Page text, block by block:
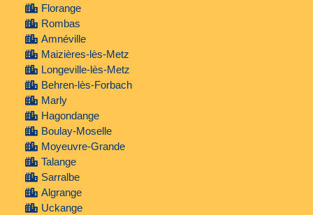
Florange
Rombas
Amnéville
Maizières-lès-Metz
Longeville-lès-Metz
Behren-lès-Forbach
Marly
Hagondange
Boulay-Moselle
Moyeuvre-Grande
Talange
Sarralbe
Algrange
Uckange